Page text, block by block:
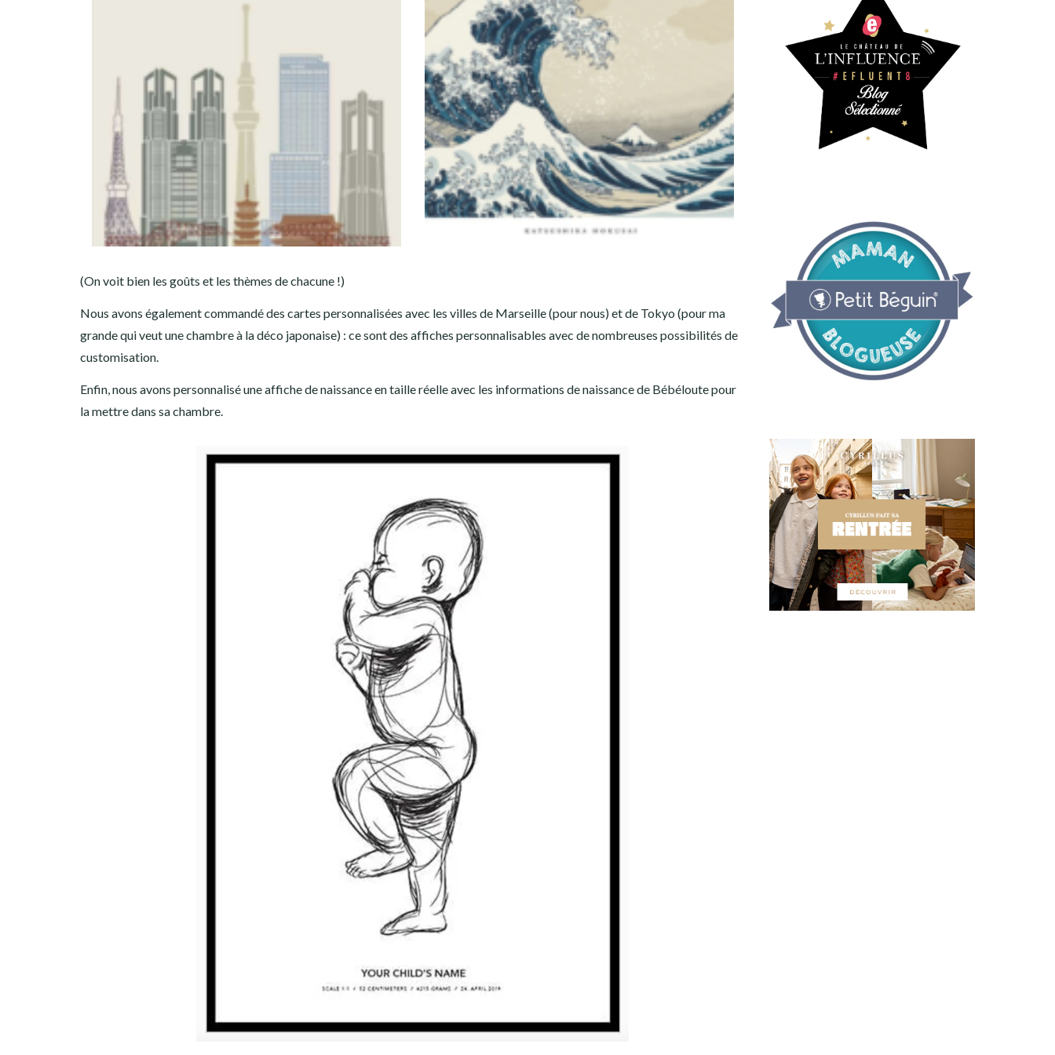
(On voit bien les goûts et les thèmes de chacune !)
Nous avons également commandé des cartes personnalisées avec les villes de Marseille (pour nous) et de Tokyo (pour ma
grande qui veut une chambre à la déco japonaise) : ce sont des affiches personnalisables avec de nombreuses possibilités de
customisation.
Enfin, nous avons personnalisé une affiche de naissance en taille réelle avec les informations de naissance de Bébéloute pour
la mettre dans sa chambre.